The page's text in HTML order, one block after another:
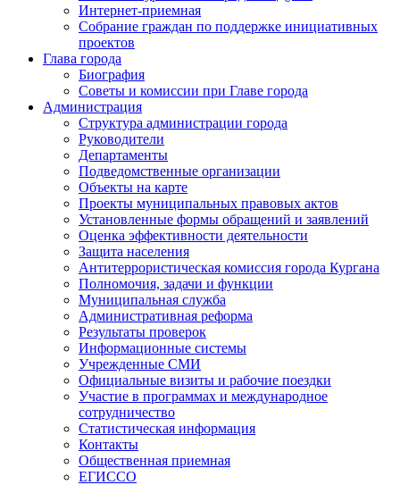
Интернет-приемная
Собрание граждан по поддержке инициативных
проектов
Глава города
Биография
Советы и комиссии при Главе города
Администрация
Структура администрации города
Руководители
Департаменты
Подведомственные организации
Объекты на карте
Проекты муниципальных правовых актов
Установленные формы обращений и заявлений
Оценка эффективности деятельности
Защита населения
Антитеррористическая комиссия города Кургана
Полномочия, задачи и функции
Муниципальная служба
Административная реформа
Результаты проверок
Информационные системы
Учрежденные СМИ
Официальные визиты и рабочие поездки
Участие в программах и международное
сотрудничество
Статистическая информация
Контакты
Общественная приемная
ЕГИССО